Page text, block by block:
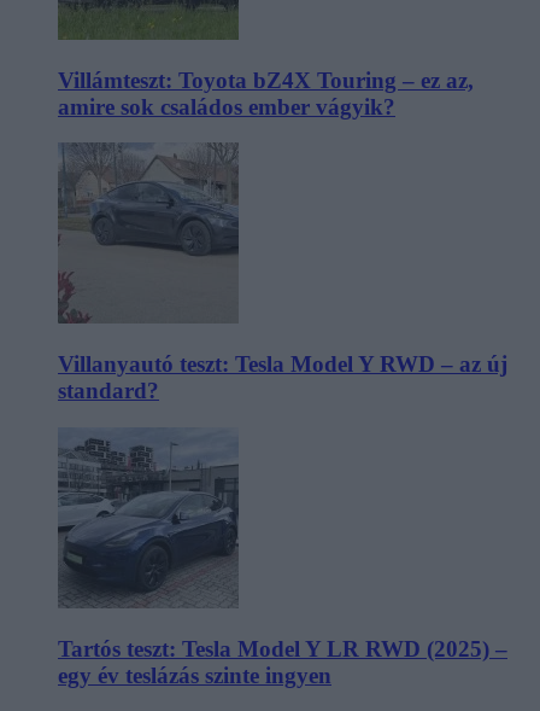
Villámteszt: Toyota bZ4X Touring – ez az,
amire sok családos ember vágyik?
Villanyautó teszt: Tesla Model Y RWD – az új
standard?
Tartós teszt: Tesla Model Y LR RWD (2025) –
egy év teslázás szinte ingyen